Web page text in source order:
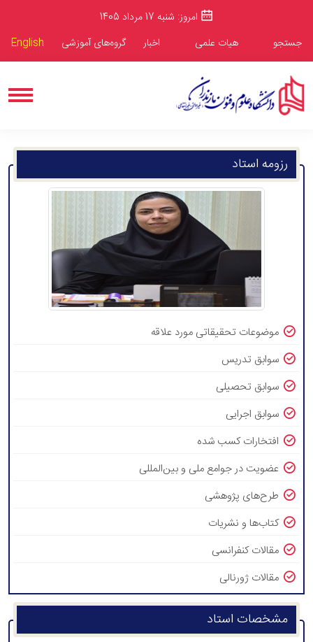
امروز: شنبه 17 مرداد 1405
جستجو
هیات علمی اخبار گروه‌های آموزشی English
رزومه استاد
موضوعات تحقیقاتی مورد علاقه
سوابق تدریس
سوابق تحصیلی
سوابق اجرایی
افتخارات کسب شده
عضویت در جوامع ملی و بین‌المللی
طرح‌های پژوهشی
کتاب‌ها و نشریات
مقالات کنفرانسی
مقالات ژورنالی
مشخصات استاد